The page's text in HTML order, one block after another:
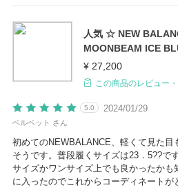
人気 ☆ NEW
MOONBEAM ICE
¥ 27,200
この商品のレビュー
2024/01/29
5.0
ベルベット さん
初めてのNEWBALANCE、軽くて見た目
そうです。普段履くサイズは23．5??で
サイズかワンサイズ上でも良かったか
に入ったのでこれからコーディネートが